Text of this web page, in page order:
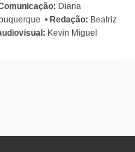
Diana
• Redação: Beatriz
Kevin Miguel